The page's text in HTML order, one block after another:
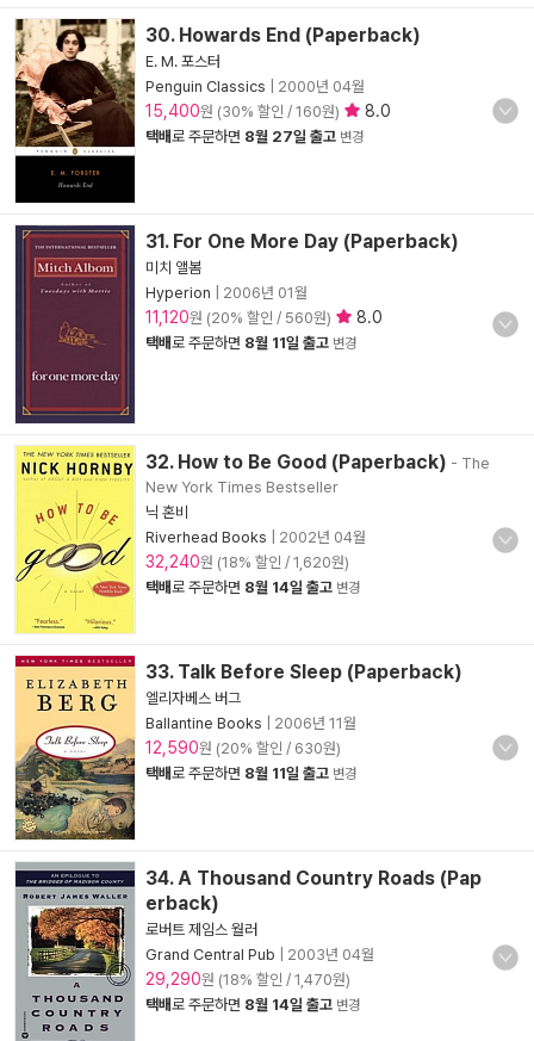
30. Howards End (Paperback)
E. M. 포스터
Penguin Classics
2000년 04월
15,400원 (30% 할인 / 160원) 8.0
택배로 주문하면 8월 27일 출고 변경
31. For One More Day (Paperback)
미치 앨봄
Hyperion
2006년 01월
11,120원 (20% 할인 / 560원) 8.0
택배로 주문하면 8월 11일 출고 변경
32. How to Be Good (Paperback) - The
New York Times Bestseller
닉 혼비
Riverhead Books
2002년 04월
32,240원 (18% 할인 / 1,620원)
택배로 주문하면 8월 14일 출고 변경
33. Talk Before Sleep (Paperback)
엘리자베스 버그
Ballantine Books
2006년 11월
12,590원 (20% 할인 / 630원)
택배로 주문하면 8월 11일 출고 변경
34. A Thousand Country Roads (Pap
erback)
로버트 제임스 월러
Grand Central Pub
2003년 04월
29,290원 (18% 할인 / 1,470원)
택배로 주문하면 8월 14일 출고 변경